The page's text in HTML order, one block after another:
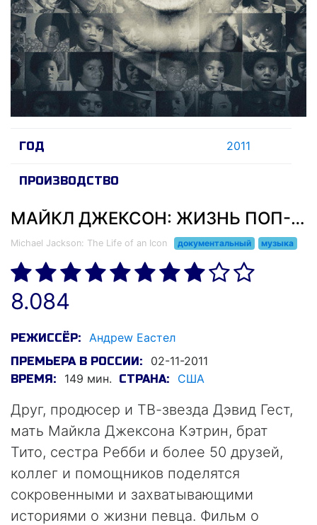
ГОД 2011
ПРОИЗВОДСТВО
МАЙКЛ ДЖЕКСОН: ЖИЗНЬ ПОП-ИКОНЫ (2011)
Michael Jackson: The Life of an Icon документальный музыка
8.084
РЕЖИССЁР: Андреw Еастел
ПРЕМЬЕРА В РОССИИ: 02-11-2011
ВРЕМЯ: 149 мин. СТРАНА: США
Друг, продюсер и ТВ-звезда Дэвид Гест,
мать Майкла Джексона Кэтрин, брат
Тито, сестра Ребби и более 50 друзей,
коллег и помощников поделятся
сокровенными и захватывающими
историями о жизни певца. Фильм о